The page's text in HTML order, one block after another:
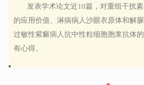
发表学术论文近10篇，对重组干扰
的应用价值、淋病病人沙眼衣原体和解
过敏性紫癜病人抗中性粒细胞胞浆抗体
有心得。